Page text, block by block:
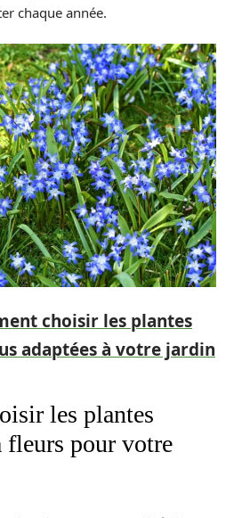
chaque année.
choisir les plantes
adaptées à votre jardin
les plantes
fleurs pour votre